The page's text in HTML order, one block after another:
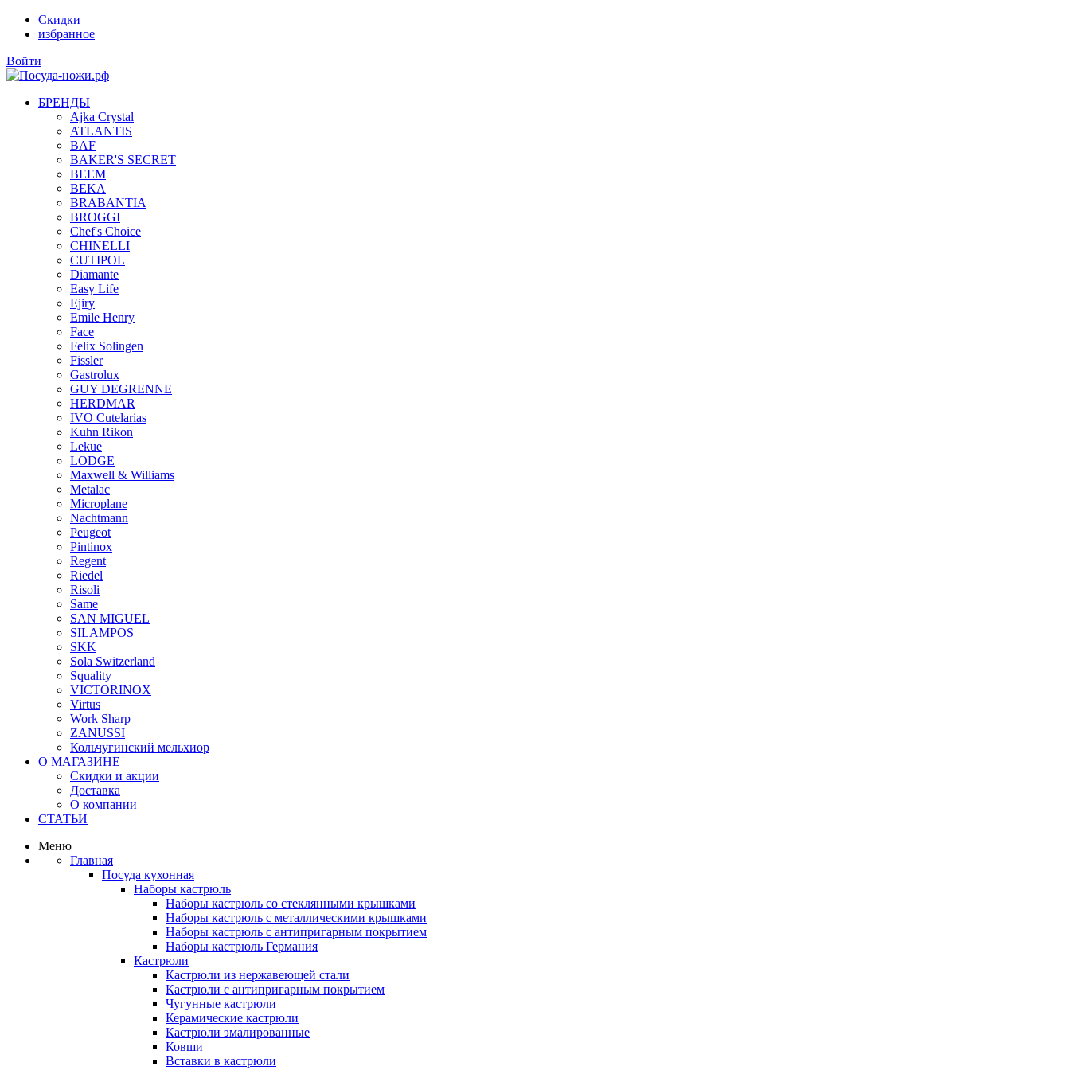
Скидки
избранное
Войти
БРЕНДЫ
Ajka Crystal
ATLANTIS
BAF
BAKER'S SECRET
BEEM
BEKA
BRABANTIA
BROGGI
Chef's Choice
CHINELLI
CUTIPOL
Diamante
Easy Life
Ejiry
Emile Henry
Face
Felix Solingen
Fissler
Gastrolux
GUY DEGRENNE
HERDMAR
IVO Cutelarias
Kuhn Rikon
Lekue
LODGE
Maxwell & Williams
Metalac
Microplane
Nachtmann
Peugeot
Pintinox
Regent
Riedel
Risoli
Same
SAN MIGUEL
SILAMPOS
SKK
Sola Switzerland
Squality
VICTORINOX
Virtus
Work Sharp
ZANUSSI
Кольчугинский мельхиор
О МАГАЗИНЕ
Скидки и акции
Доставка
О компании
СТАТЬИ
Меню
Главная
Посуда кухонная
Наборы кастрюль
Наборы кастрюль со стеклянными крышками
Наборы кастрюль с металлическими крышками
Наборы кастрюль с антипригарным покрытием
Наборы кастрюль Германия
Кастрюли
Кастрюли из нержавеющей стали
Кастрюли с антипригарным покрытием
Чугунные кастрюли
Керамические кастрюли
Кастрюли эмалированные
Ковши
Вставки в кастрюли